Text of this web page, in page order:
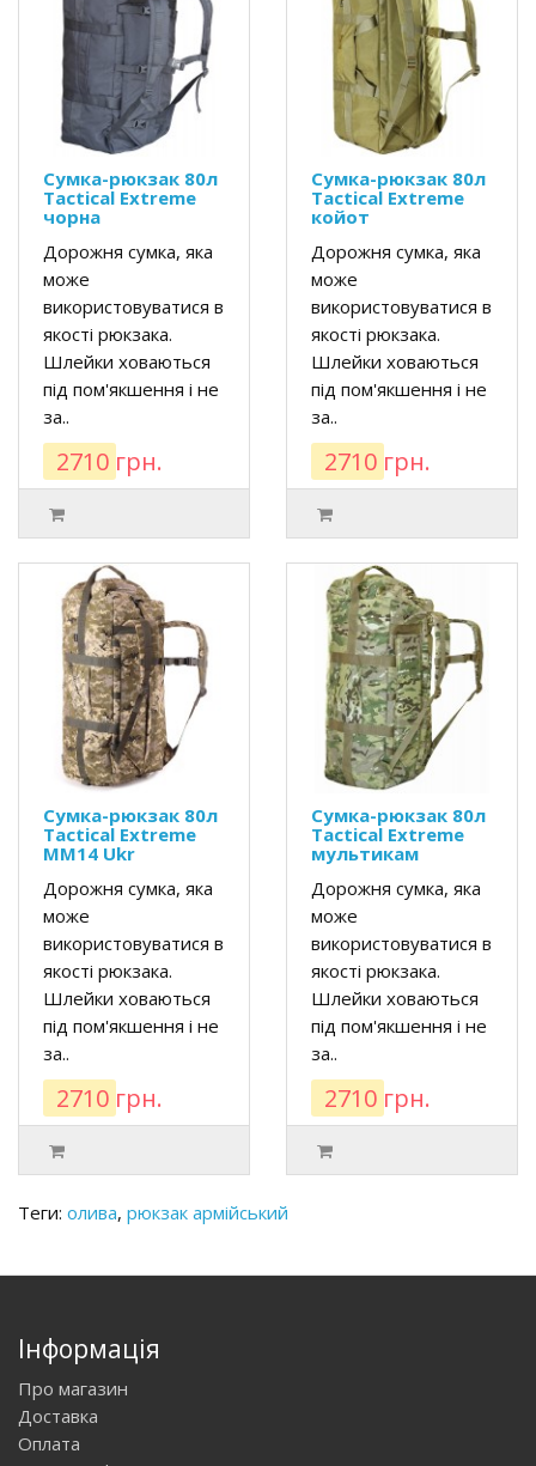
Сумка-рюкзак 80л
Tactical Extreme
чорна
Дорожня сумка, яка
може
використовуватися в
якості рюкзака.
Шлейки ховаються
під пом'якшення і не
за..
2710 грн.
Сумка-рюкзак 80л
Tactical Extreme
койот
Дорожня сумка, яка
може
використовуватися в
якості рюкзака.
Шлейки ховаються
під пом'якшення і не
за..
2710 грн.
Сумка-рюкзак 80л
Tactical Extreme
MM14 Ukr
Дорожня сумка, яка
може
використовуватися в
якості рюкзака.
Шлейки ховаються
під пом'якшення і не
за..
2710 грн.
Сумка-рюкзак 80л
Tactical Extreme
мультикам
Дорожня сумка, яка
може
використовуватися в
якості рюкзака.
Шлейки ховаються
під пом'якшення і не
за..
2710 грн.
Теги: олива, рюкзак армійський
Інформація
Про магазин
Доставка
Оплата